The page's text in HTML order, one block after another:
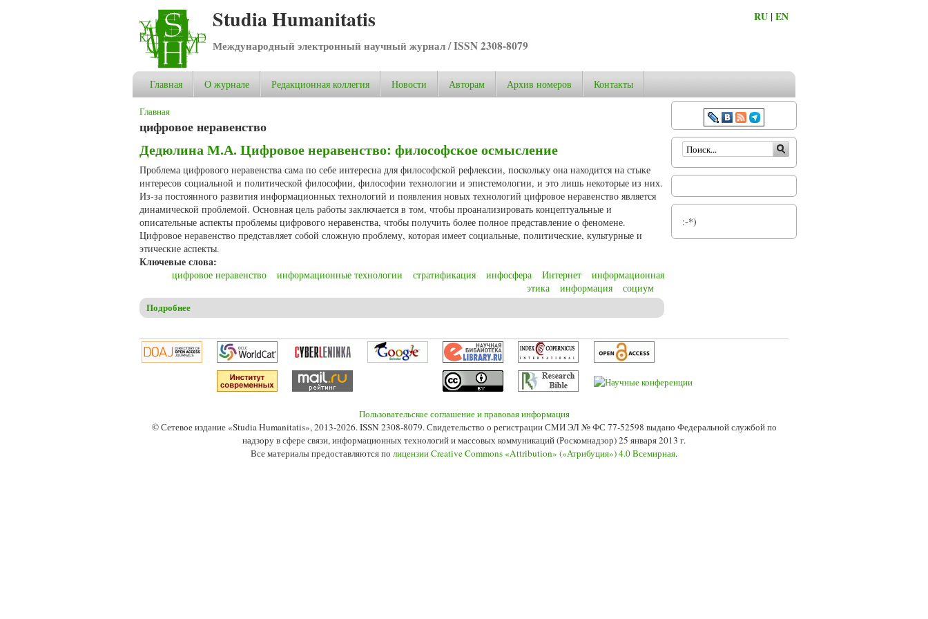
Studia Humanitatis
Международный электронный научный журнал / ISSN 2308-8079
RU |EN
Главная О журнале Редакционная коллегия Новости Авторам Архив номеров Контакты
Вы здесь
Главная
цифровое неравенство
Дедюлина М.А. Цифровое неравенство: философское осмысление
Проблема цифрового неравенства сама по себе интересна для философской рефлексии, поскольку она находится на стыке
интересов социальной и политической философии, философии технологии и эпистемологии, и это лишь некоторые из них.
Из-за постоянного развития информационных технологий и появления новых технологий цифровое неравенство является
динамической проблемой. Основная цель работы заключается в том, чтобы проанализировать концептуальные и
описательные аспекты проблемы цифрового неравенства, чтобы получить более полное представление о феномене.
Цифровое неравенство представляет собой сложную проблему, которая имеет социальные, политические, культурные и
этические аспекты.
Ключевые слова:
цифровое неравенство информационные технологии стратификация инфосфера Интернет
информационная
этика
информация социум
Подробнее
Форма поиска
:-*)
Пользовательское соглашение и правовая информация
© Сетевое издание «Studia Humanitatis», 2013-2026. ISSN 2308-8079. Свидетельство о регистрации СМИ ЭЛ № ФС 77-52598 выдано Федеральной службой по
надзору в сфере связи, информационных технологий и массовых коммуникаций (Роскомнадзор) 25 января 2013 г.
Все материалы предоставляются по лицензии Creative Commons «Attribution» («Атрибуция») 4.0 Всемирная.